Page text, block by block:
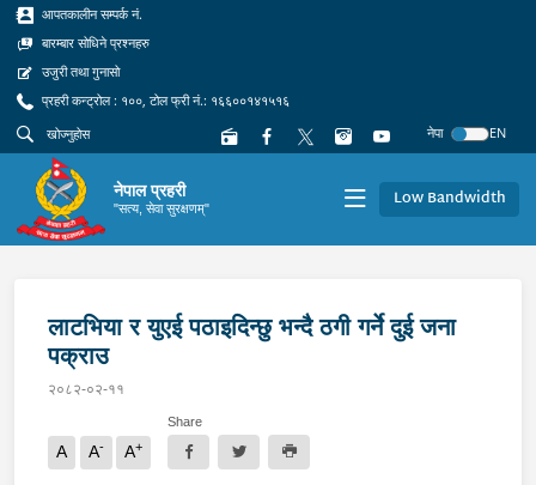
आपतकालीन सम्पर्क नं.
बारम्बार सोधिने प्रश्नहरु
उजुरी तथा गुनासो
प्रहरी कन्ट्रोल : १००, टोल फ्री नं.: १६६००१४१५१६
नेपा
EN
नेपाल प्रहरी
"सत्य, सेवा सुरक्षणम्" Low Bandwidth
लाटभिया र युएई पठाइदिन्छु भन्दै ठगी गर्ने दुई जना
पक्राउ
२०८२-०२-११
A A- A+
Share